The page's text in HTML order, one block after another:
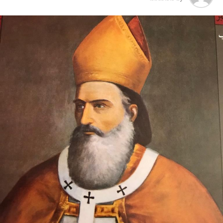
حدث تاريخي مأسوي كهذا».
واصطحب الرئيس الفرنسي إيمانويل ماكرون شي إلى منطقة
البيرينيه الجبلية أمس، في اليوم الثاني من زيارة دولة من شأنها
أن تسمح بحوار مباشر عن الحرب في أوكرانيا والخلافات
ووصل الزعيمان برفقة زوجتيهما بُعيد الظهر إلى جبل تورماليه،
إحدى محطات الصعود في طواف فرنسا للدرّاجات في أعالي
البيرينيه في جنوب غرب البلاد، حيث ما زال الطقس شتويّاً على
وقصد ماكرون مطعماً جبليّاً يقع على ارتفاع كبير، حيث تناول
الرئيسان مع زوجتيهما الغداء. وقدّم ماكرون هناك هدايا لنظيره
من بطانيات صوف من جبال البيرينيه، وزجاجة أرمانياك،
وقبعات، وسروال أصفر من سباق فرنسا للدرّاجات.
وقال ماكرون لشي: «أعلم أنك تُحبّ الرياضة… سنكون سعداء
وقال دييغو دارين، الخبير في شؤون هايتي من مجموعة الأزمات
الدولية، لبي بي سي إن الأزمة تفاقمت بعد توحيد العصابات
جبهتهم التي كانت متناحرة منذ وقت قريب.